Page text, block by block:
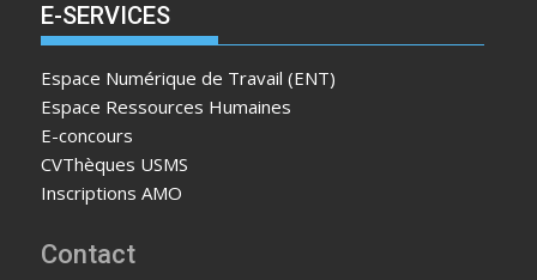
E-SERVICES
Espace Numérique de Travail (ENT)
Espace Ressources Humaines
E-concours
CVThèques USMS
Inscriptions AMO
Contact